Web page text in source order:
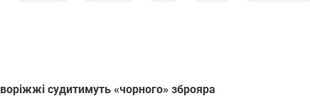
судитимуть «чорного» зброяра